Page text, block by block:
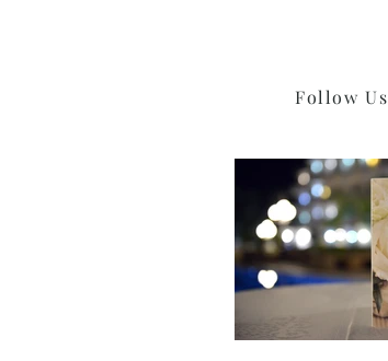
Follow Us